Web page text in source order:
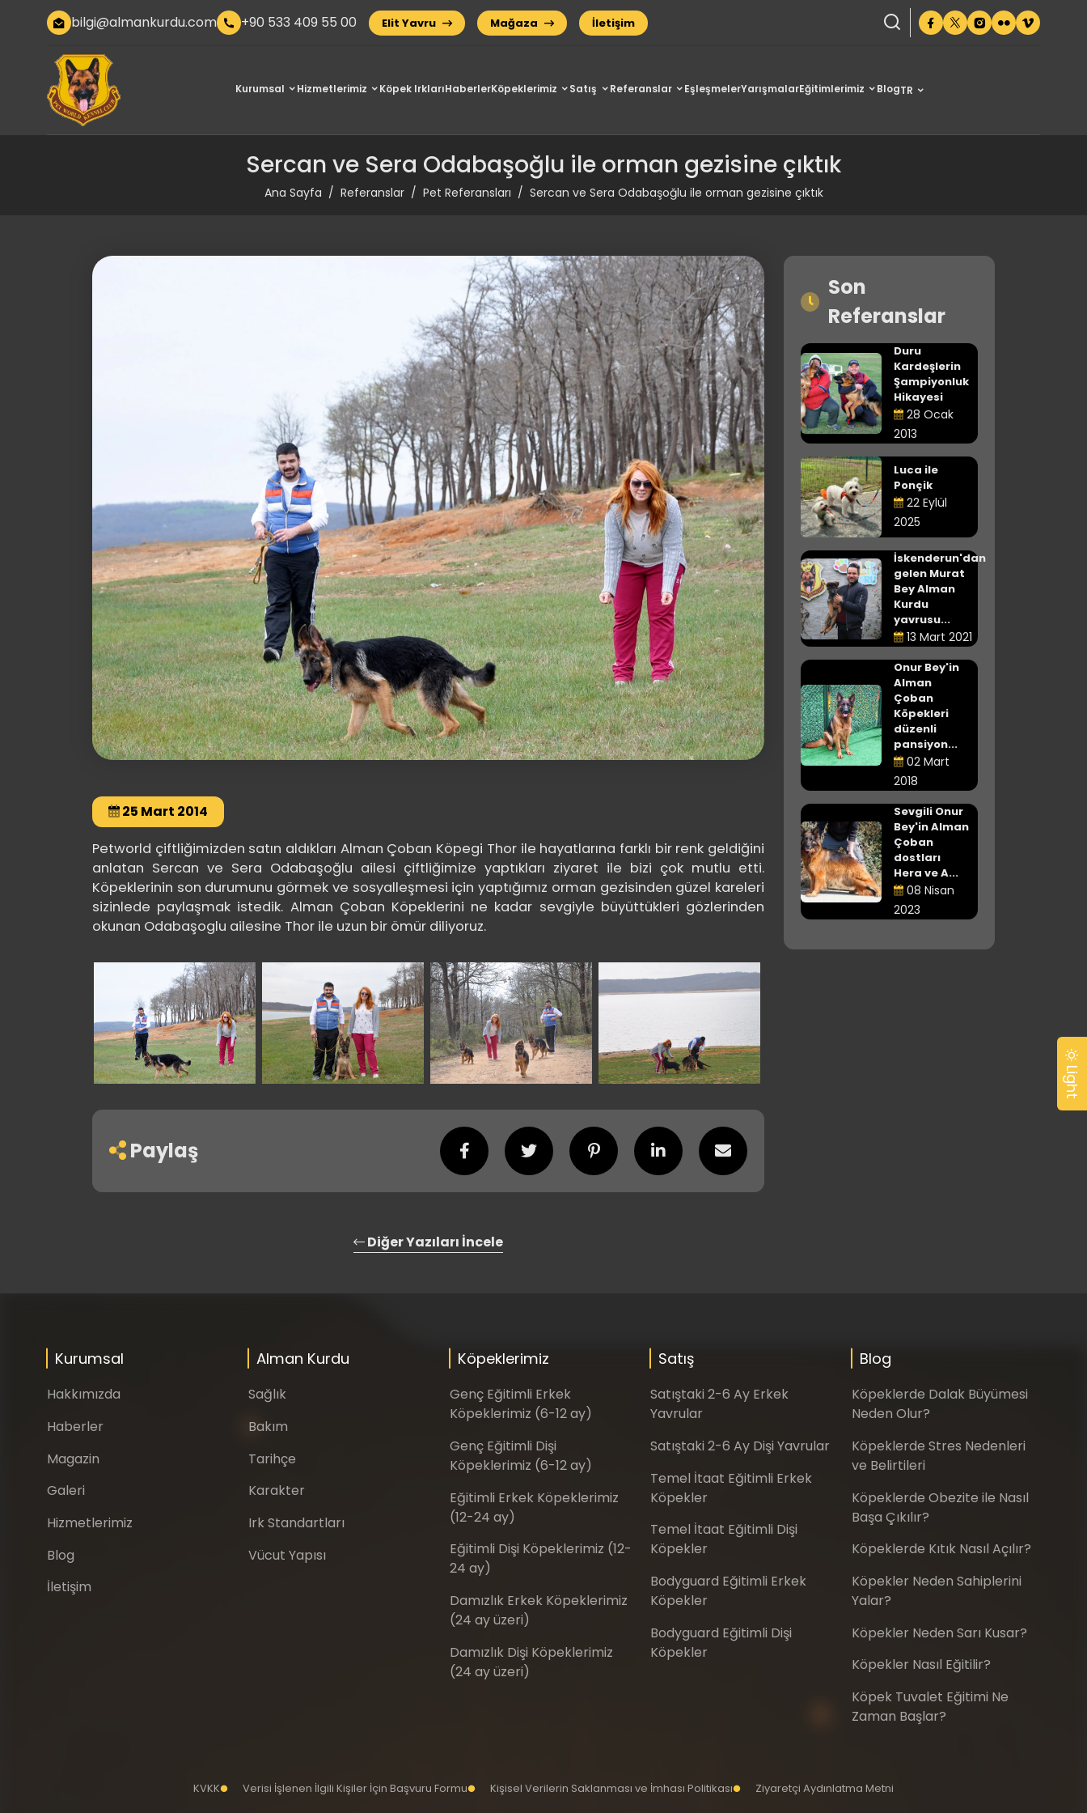
bilgi@almankurdu.com +90 533 409 55 00 Elit Yavru Mağaza İletişim
Kurumsal Hizmetlerimiz Köpek IrklarıHaberlerKöpeklerimiz Satış Referanslar EşleşmelerYarışmalarEğitimlerimiz BlogTR
Sercan ve Sera Odabaşoğlu ile orman gezisine çıktık
Ana Sayfa Referanslar Pet Referansları Sercan ve Sera Odabaşoğlu ile orman gezisine çıktık
25 Mart 2014
Petworld çiftliğimizden satın aldıkları Alman Çoban Köpegi Thor ile hayatlarına farklı bir renk geldiğini
anlatan Sercan ve Sera Odabaşoğlu ailesi çiftliğimize yaptıkları ziyaret ile bizi çok mutlu etti.
Köpeklerinin son durumunu görmek ve sosyalleşmesi için yaptığımız orman gezisinden güzel kareleri
sizinlede paylaşmak istedik. Alman Çoban Köpeklerini ne kadar sevgiyle büyüttükleri gözlerinden
okunan Odabaşoglu ailesine Thor ile uzun bir ömür diliyoruz.
Paylaş
Diğer Yazıları İncele
Son
Referanslar
Duru
Kardeşlerin
Şampiyonluk
Hikayesi
28 Ocak
2013
Luca ile
Ponçik
22 Eylül
2025
İskenderun'dan
gelen Murat
Bey Alman
Kurdu
yavrusu...
13 Mart 2021
Onur Bey'in
Alman
Çoban
Köpekleri
düzenli
pansiyon...
02 Mart
2018
Sevgili Onur
Bey'in Alman
Çoban
dostları
Hera ve A...
08 Nisan
2023
Kurumsal
Hakkımızda
Haberler
Magazin
Galeri
Hizmetlerimiz
Blog
İletişim
Alman Kurdu
Sağlık
Bakım
Tarihçe
Karakter
Irk Standartları
Vücut Yapısı
Köpeklerimiz
Genç Eğitimli Erkek
Köpeklerimiz (6-12 ay)
Genç Eğitimli Dişi
Köpeklerimiz (6-12 ay)
Eğitimli Erkek Köpeklerimiz
(12-24 ay)
Eğitimli Dişi Köpeklerimiz (12-
24 ay)
Damızlık Erkek Köpeklerimiz
(24 ay üzeri)
Damızlık Dişi Köpeklerimiz
(24 ay üzeri)
Satış
Satıştaki 2-6 Ay Erkek
Yavrular
Satıştaki 2-6 Ay Dişi Yavrular
Temel İtaat Eğitimli Erkek
Köpekler
Temel İtaat Eğitimli Dişi
Köpekler
Bodyguard Eğitimli Erkek
Köpekler
Bodyguard Eğitimli Dişi
Köpekler
Blog
Köpeklerde Dalak Büyümesi
Neden Olur?
Köpeklerde Stres Nedenleri
ve Belirtileri
Köpeklerde Obezite ile Nasıl
Başa Çıkılır?
Köpeklerde Kıtık Nasıl Açılır?
Köpekler Neden Sahiplerini
Yalar?
Köpekler Neden Sarı Kusar?
Köpekler Nasıl Eğitilir?
Köpek Tuvalet Eğitimi Ne
Zaman Başlar?
KVKK Verisi İşlenen İlgili Kişiler İçin Başvuru Formu Kişisel Verilerin Saklanması ve İmhası Politikası Ziyaretçi Aydınlatma Metni
Light